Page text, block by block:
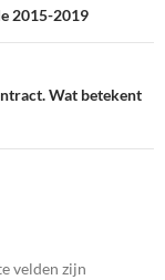
2015-2019
Wat betekent
velden zijn